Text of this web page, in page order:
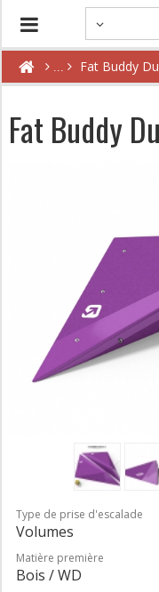
Fat Buddy
Fat Buddy
Type de prise d'escalade
Volumes
Matière première
Bois / WD